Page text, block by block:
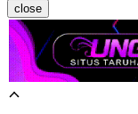
close